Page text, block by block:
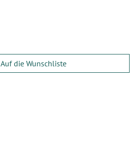
Auf die Wunschliste